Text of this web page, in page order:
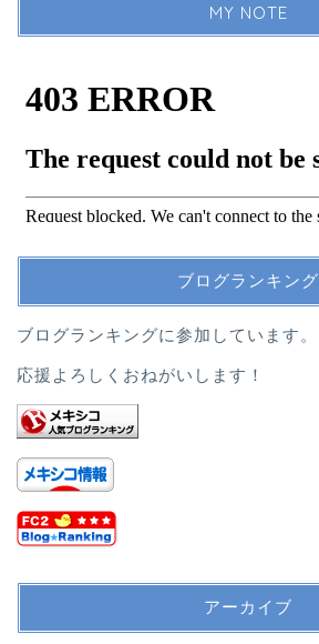
MY NOTE
ブログランキング
ブログランキングに参加しています。
応援よろしくおねがいします！
アーカイブ